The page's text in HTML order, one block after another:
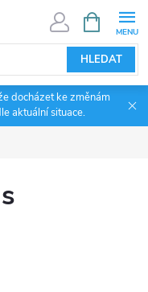
HLEDAT
NÁKUPNÍ
KOŠÍK
docházet ke změnám
aktuální situace.